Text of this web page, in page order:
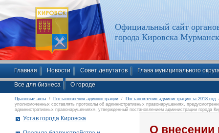
Официальный сайт
города Кировска
Главная Новости Совет депутатов Глава муниципального
Все для бизнеса О городе
Правовые акты / Постановления администрации / Постановления администрации за 2018 год
уполномоченных составлять протоколы об административных правонарушениях,
административных правонарушениях», утвержденный постановлением администрации города
О внесении
Устав города Кировска